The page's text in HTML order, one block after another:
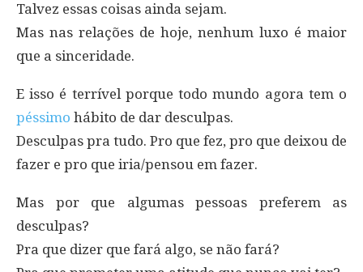
Talvez essas coisas ainda sejam.
Mas nas relações de hoje, nenhum luxo é maior
que a sinceridade.
E isso é terrível porque todo mundo agora tem o
péssimo hábito de dar desculpas.
Desculpas pra tudo. Pro que fez, pro que deixou de
fazer e pro que iria/pensou em fazer.
Mas por que algumas pessoas preferem as
desculpas?
Pra que dizer que fará algo, se não fará?